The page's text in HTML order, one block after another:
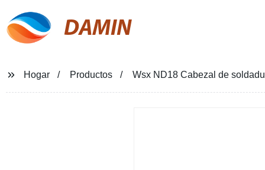
DAMIN
Hogar Productos Wsx ND18 Cabezal de